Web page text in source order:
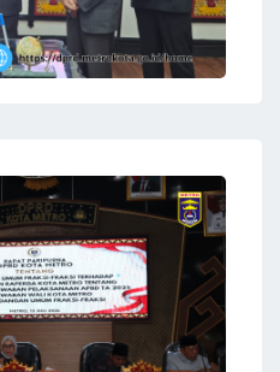
mengadakan Rapat
OR DPRD Kota Metro
2022 .